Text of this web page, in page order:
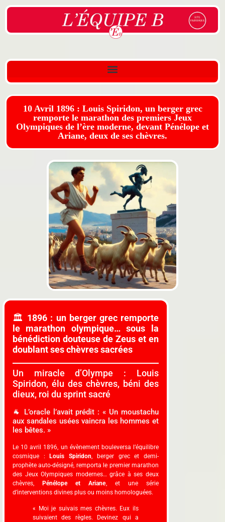
10 Avril 1896 : Louis Spiridon, un berger grec
remporte le marathon des premiers Jeux
Olympiques de l’ère moderne, devant Pénélope et
Ariane, deux de ses chèvres.
🏛️ 1896 : un berger grec remporte
le marathon olympique… sous la
bénédiction douteuse de Zeus et en
doublant ses chèvres sacrées
Un miracle d’Olympe : Louis
Spiridon, élu des chèvres, béni des
dieux, roi du sprint sacré
🐐 L’oracle l’avait prédit : « Un moustachu
aux sandales usées vaincra les hommes et
les bêtes. »
Le 10 avril 1896, un évènement bouleversa l’équilibre
cosmique :
Louis Spiridon, berger grec et demi-
prophète auto-désigné, remporta le premier marathon
des Jeux Olympiques modernes… grâce à ses deux
chèvres,
Pénélope et Ariane, et une série
d’interventions divines plus ou moins homologuées.
« Moi je suivais mes chèvres. Eux ils
suivaient des règles. Devinez qui a